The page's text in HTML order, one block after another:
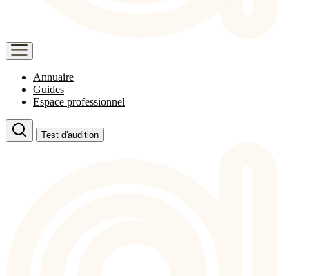
Annuaire
Guides
Espace professionnel
Test d'audition